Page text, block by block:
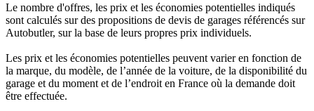
Le nombre d'offres, les prix et les économies potentielles indiqués
sont calculés sur des propositions de devis de garages référencés sur
Autobutler, sur la base de leurs propres prix individuels.
Les prix et les économies potentielles peuvent varier en fonction de
la marque, du modèle, de l’année de la voiture, de la disponibilité du
garage et du moment et de l’endroit en France où la demande doit
être effectuée.